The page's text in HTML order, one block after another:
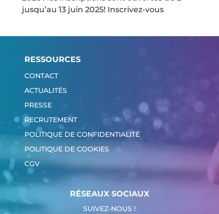
jusqu’au 13 juin 2025! Inscrivez-vous
RESSOURCES
CONTACT
ACTUALITÉS
PRESSE
RECRUTEMENT
POLITIQUE DE CONFIDENTIALITÉ
POLITIQUE DE COOKIES
CGV
RÉSEAUX SOCIAUX
SUIVEZ-NOUS !